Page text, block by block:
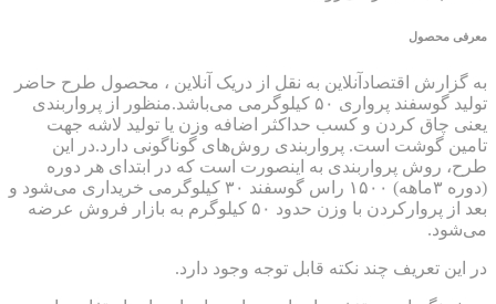
معرفی محصول
به گزارش اقتصادآنلاین به نقل از دریک آنلاین ، محصول طرح حاضر
تولید گوسفند پرواری ۵۰ کیلوگرمی می‌باشد.منظور از پروار‌بندی
یعنی چاق کردن و کسب حداکثر اضافه وزن یا تولید لاشه جهت
تامین گوشت است. پرواربندی روش‌های گوناگونی دارد.در این
طرح، روش پرواربندی به اینصورت است که در ابتدای هر دوره
(دوره ۳ماهه) ۱۵۰۰ راس گوسفند ۳۰ کیلوگرمی خریداری می‌شود و
بعد از پروارکردن با وزن حدود ۵۰ کیلوگرم به بازار فروش عرضه
می‌شود.
در این تعریف چند نکته قابل توجه وجود دارد.